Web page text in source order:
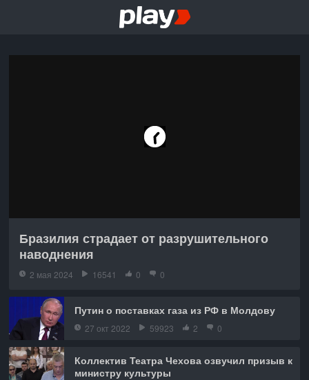
Бразилия страдает от разрушительного
наводнения
2 мая 2024 16541 0 0
Путин о поставках газа из РФ в Молдову
27 окт 2022 59923 2 0
Коллектив Театра Чехова озвучил призыв к
министру культуры